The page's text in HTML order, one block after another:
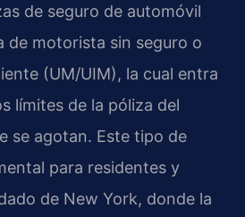
de seguro de automóvil
de motorista sin seguro o
(UM/UIM), la cual entra
límites de la póliza del
se agotan. Este tipo de
para residentes y
de New York, donde la